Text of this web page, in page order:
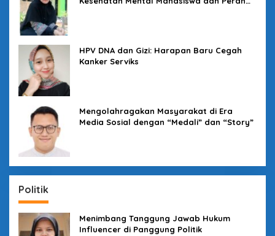
HPV DNA dan Gizi: Harapan Baru Cegah
Kanker Serviks
Mengolahragakan Masyarakat di Era
Media Sosial dengan “Medali” dan “Story”
Politik
Menimbang Tanggung Jawab Hukum
Influencer di Panggung Politik